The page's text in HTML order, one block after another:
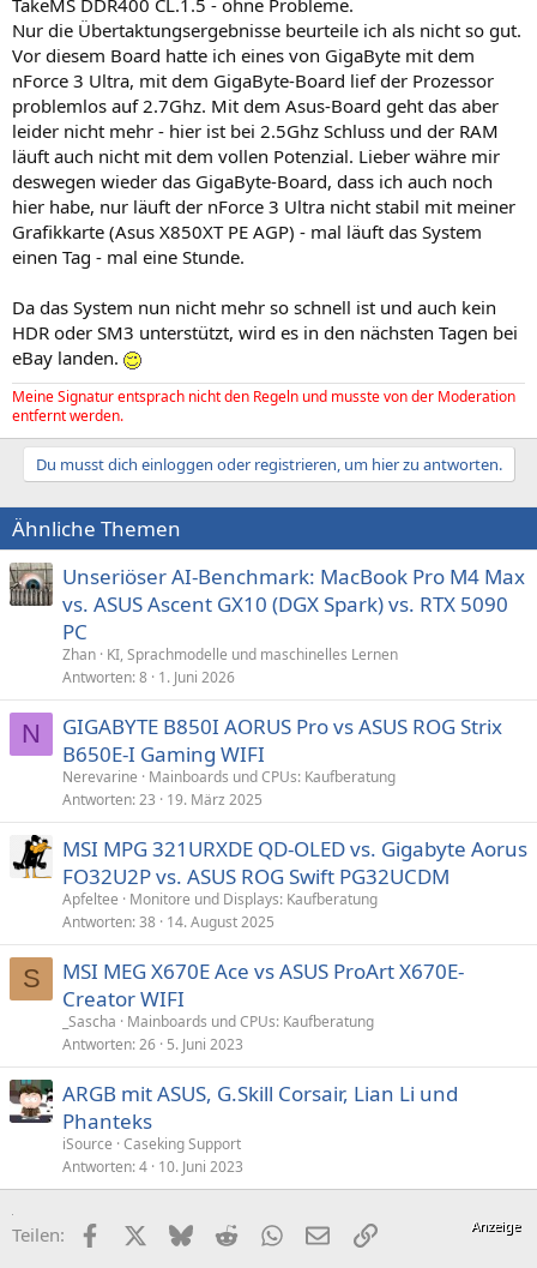
TakeMS DDR400 CL.1.5 - ohne Probleme.
Nur die Übertaktungsergebnisse beurteile ich als nicht so gut.
Vor diesem Board hatte ich eines von GigaByte mit dem
nForce 3 Ultra, mit dem GigaByte-Board lief der Prozessor
problemlos auf 2.7Ghz. Mit dem Asus-Board geht das aber
leider nicht mehr - hier ist bei 2.5Ghz Schluss und der RAM
läuft auch nicht mit dem vollen Potenzial. Lieber währe mir
deswegen wieder das GigaByte-Board, dass ich auch noch
hier habe, nur läuft der nForce 3 Ultra nicht stabil mit meiner
Grafikkarte (Asus X850XT PE AGP) - mal läuft das System
einen Tag - mal eine Stunde.
Da das System nun nicht mehr so schnell ist und auch kein
HDR oder SM3 unterstützt, wird es in den nächsten Tagen bei
eBay landen.
Meine Signatur entsprach nicht den Regeln und musste von der Moderation
entfernt werden.
Du musst dich einloggen oder registrieren, um hier zu antworten.
Ähnliche Themen
Unseriöser AI-Benchmark: MacBook Pro M4 Max
vs. ASUS Ascent GX10 (DGX Spark) vs. RTX 5090
PC
Zhan KI, Sprachmodelle und maschinelles Lernen
Antworten 8 1. Juni 2026
N
GIGABYTE B850I AORUS Pro vs ASUS ROG Strix
B650E-I Gaming WIFI
Nerevarine
Mainboards und CPUs: Kaufberatung
Antworten 23 19. März 2025
MSI MPG 321URXDE QD-OLED vs. Gigabyte Aorus
FO32U2P vs. ASUS ROG Swift PG32UCDM
Apfeltee
Monitore und Displays: Kaufberatung
Antworten 38 14. August 2025
S
MSI MEG X670E Ace vs ASUS ProArt X670E-
Creator WIFI
_Sascha
Mainboards und CPUs: Kaufberatung
Antworten 26 5. Juni 2023
ARGB mit ASUS, G.Skill Corsair, Lian Li und
Phanteks
iSource Caseking Support
Antworten 4 10. Juni 2023
Teilen: FacebookX (Twitter)
BlueskyRedditWhatsApp
E-MailLink